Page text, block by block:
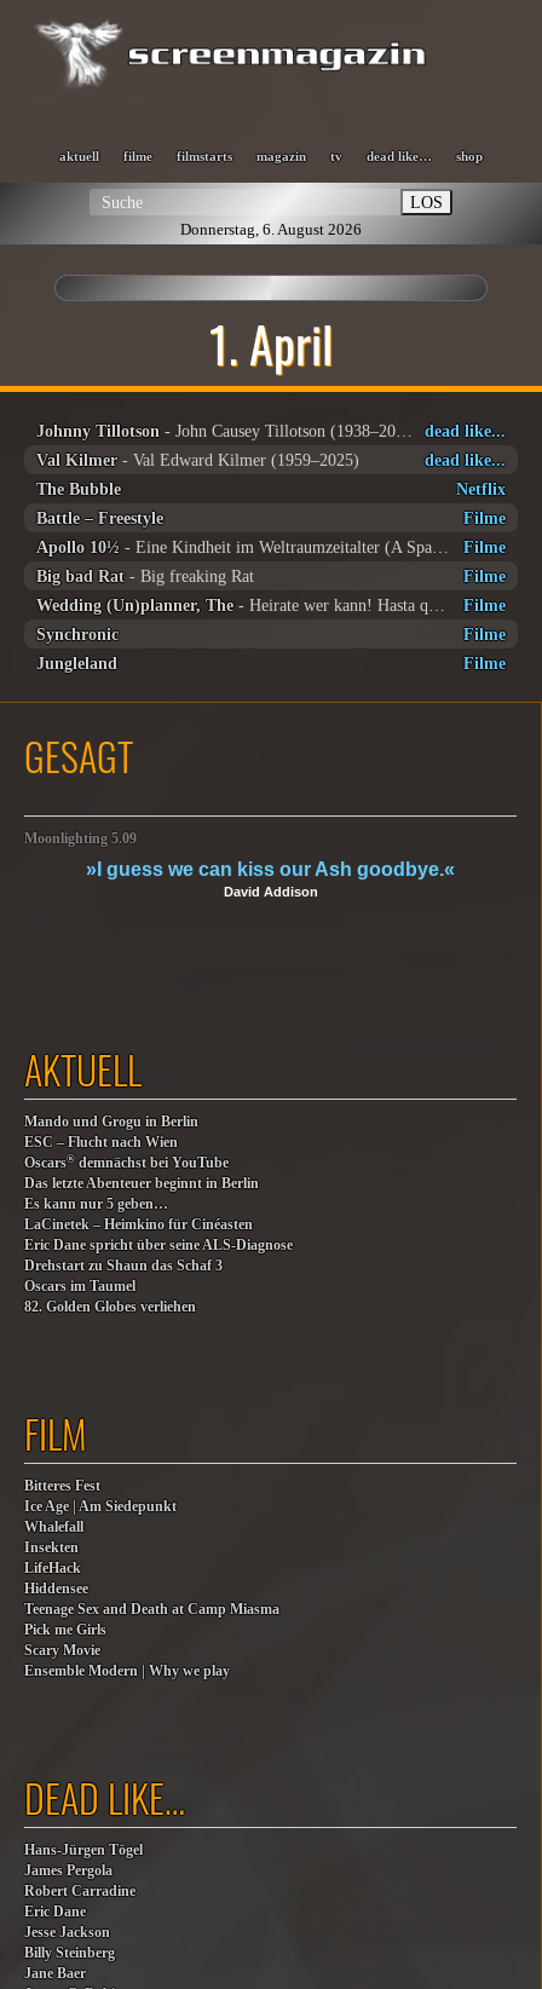
aktuell filme filmstarts magazin tv dead like… shop
LOS
Donnerstag, 6. August 2026
1. April
Johnny Tillotson
dead like...
Val Kilmer- Val Edward Kilmer (1959–2025)
dead like...
The Bubble
Netflix
Battle – Freestyle
Filme
Apollo 10½
Filme
Big bad Rat - Big freaking Rat
Filme
Wedding (Un)planner, The
Filme
Synchronic
Filme
Jungleland
Filme
GESAGT
Moonlighting 5.09
»I guess we can kiss our Ash goodbye.«
David Addison
AKTUELL
Mando und Grogu in Berlin
ESC – Flucht nach Wien
Oscars® demnächst bei YouTube
Das letzte Abenteuer beginnt in Berlin
Es kann nur 5 geben…
LaCinetek – Heimkino für Cinéasten
Eric Dane spricht über seine ALS-Diagnose
Drehstart zu Shaun das Schaf 3
Oscars im Taumel
82. Golden Globes verliehen
FILM
Bitteres Fest
Ice Age | Am Siedepunkt
Whalefall
Insekten
LifeHack
Hiddensee
Teenage Sex and Death at Camp Miasma
Pick me Girls
Scary Movie
Ensemble Modern | Why we play
DEAD LIKE…
Hans-Jürgen Tögel
James Pergola
Robert Carradine
Eric Dane
Jesse Jackson
Billy Steinberg
Jane Baer